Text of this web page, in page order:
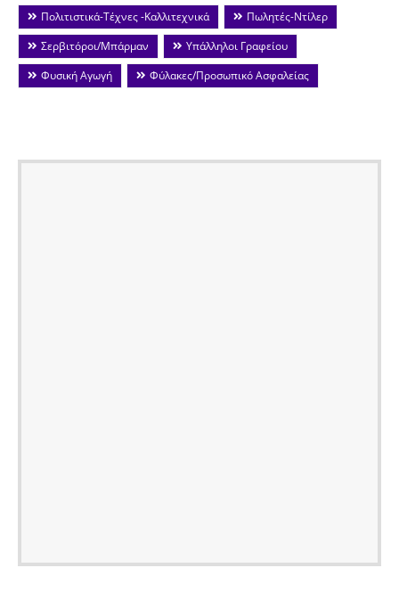
Πολιτιστικά-Τέχνες -Καλλιτεχνικά
Πωλητές-Ντίλερ
Σερβιτόροι/Μπάρμαν
Υπάλληλοι Γραφείου
Φυσική Αγωγή
Φύλακες/Προσωπικό Ασφαλείας